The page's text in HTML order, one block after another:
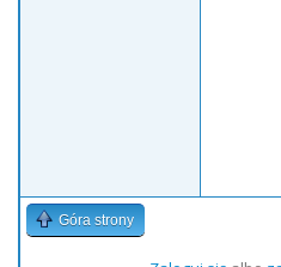
Góra strony